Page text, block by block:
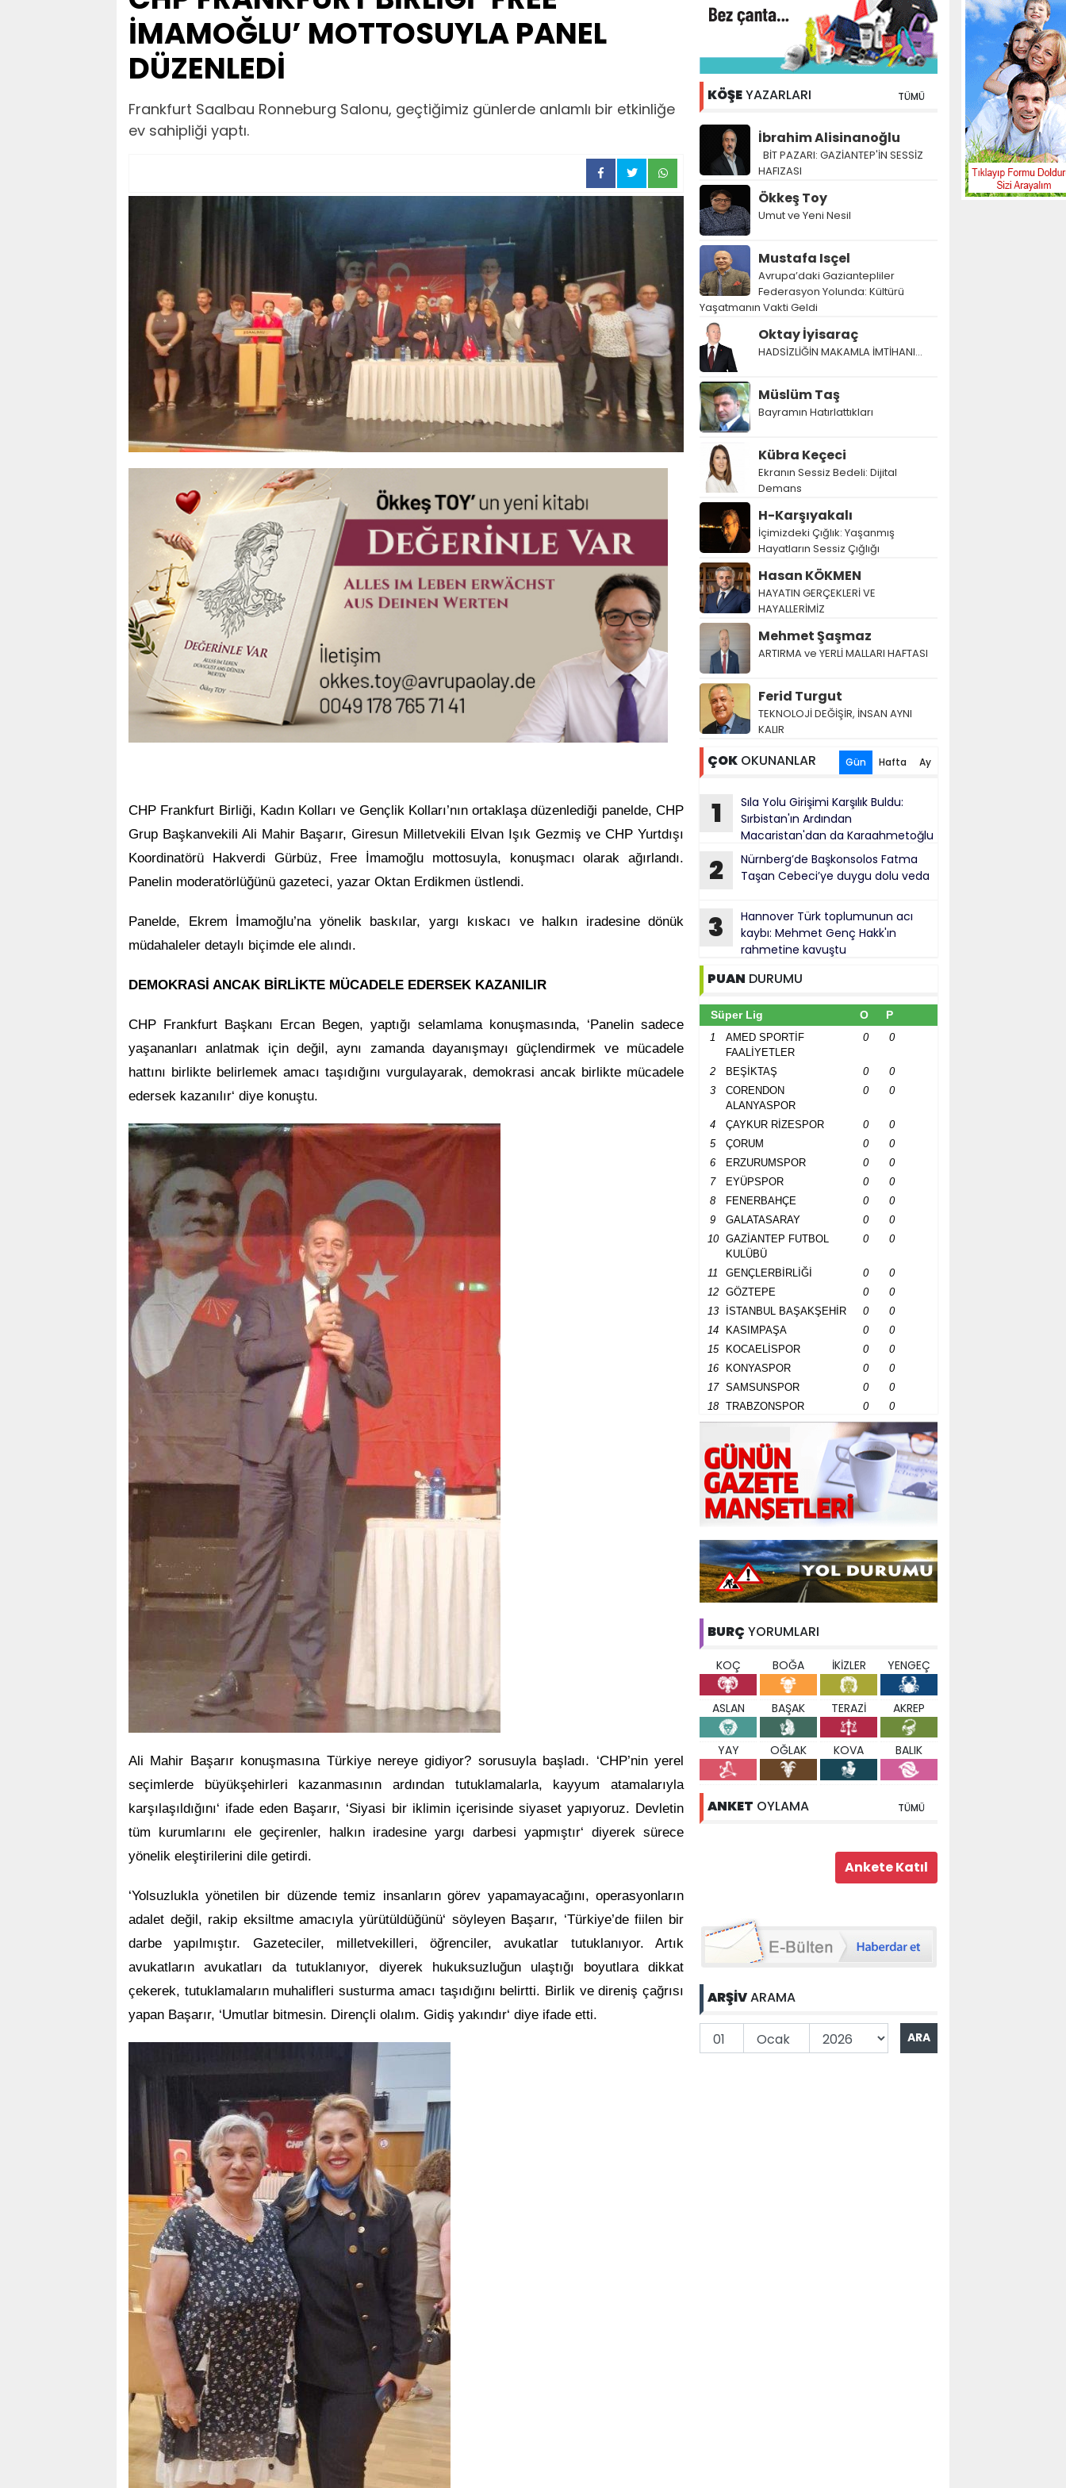
İMAMOĞLU’ MOTTOSUYLA PANEL
DÜZENLEDİ
Frankfurt Saalbau Ronneburg Salonu, geçtiğimiz günlerde anlamlı bir etkinliğe
ev sahipliği yaptı.
CHP Frankfurt Birliği, Kadın Kolları ve Gençlik Kolları’nın ortaklaşa düzenlediği panelde, CHP
Grup Başkanvekili Ali Mahir Başarır, Giresun Milletvekili Elvan Işık Gezmiş ve CHP Yurtdışı
Koordinatörü Hakverdi Gürbüz, Free İmamoğlu mottosuyla, konuşmacı olarak ağırlandı.
Panelin moderatörlüğünü gazeteci, yazar Oktan Erdikmen üstlendi.
Panelde, Ekrem İmamoğlu’na yönelik baskılar, yargı kıskacı ve halkın iradesine dönük
müdahaleler detaylı biçimde ele alındı.
DEMOKRASİ ANCAK BİRLİKTE MÜCADELE EDERSEK KAZANILIR
CHP Frankfurt Başkanı Ercan Begen, yaptığı selamlama konuşmasında, ‘Panelin sadece
yaşananları anlatmak için değil, aynı zamanda dayanışmayı güçlendirmek ve mücadele
hattını birlikte belirlemek amacı taşıdığını vurgulayarak, demokrasi ancak birlikte mücadele
edersek kazanılır‘ diye konuştu.
Ali Mahir Başarır konuşmasına Türkiye nereye gidiyor? sorusuyla başladı. ‘CHP’nin yerel
seçimlerde büyükşehirleri kazanmasının ardından tutuklamalarla, kayyum atamalarıyla
karşılaşıldığını‘ ifade eden Başarır, ‘Siyasi bir iklimin içerisinde siyaset yapıyoruz. Devletin
tüm kurumlarını ele geçirenler, halkın iradesine yargı darbesi yapmıştır‘ diyerek sürece
yönelik eleştirilerini dile getirdi.
‘Yolsuzlukla yönetilen bir düzende temiz insanların görev yapamayacağını, operasyonların
adalet değil, rakip eksiltme amacıyla yürütüldüğünü‘ söyleyen Başarır, ‘Türkiye’de fiilen bir
darbe yapılmıştır. Gazeteciler, milletvekilleri, öğrenciler, avukatlar tutuklanıyor. Artık
avukatların avukatları da tutuklanıyor, diyerek hukuksuzluğun ulaştığı boyutlara dikkat
çekerek, tutuklamaların muhalifleri susturma amacı taşıdığını belirtti. Birlik ve direniş çağrısı
yapan Başarır, ‘Umutlar bitmesin. Dirençli olalım. Gidiş yakındır‘ diye ifade etti.
KÖŞEYAZARLARI TÜMÜ
İbrahim Alisinanoğlu
BİT PAZARI: GAZİANTEP'İN SESSİZ
HAFIZASI
Ökkeş Toy
Umut ve Yeni Nesil
Mustafa Isçel
Avrupa’daki Gaziantepliler
Federasyon Yolunda: Kültürü
Yaşatmanın Vakti Geldi
Oktay İyisaraç
HADSİZLİĞİN MAKAMLA İMTİHANI…
Müslüm Taş
Bayramın Hatırlattıkları
Kübra Keçeci
Ekranın Sessiz Bedeli: Dijital
Demans
H-Karşıyakalı
İçimizdeki Çığlık: Yaşanmış
Hayatların Sessiz Çığlığı
Hasan KÖKMEN
HAYATIN GERÇEKLERİ VE
HAYALLERİMİZ
Mehmet Şaşmaz
ARTIRMA ve YERLİ MALLARI HAFTASI
Ferid Turgut
TEKNOLOJİ DEĞİŞİR, İNSAN AYNI
KALIR
ÇOK OKUNANLAR Gün Hafta Ay
1
Sıla Yolu Girişimi Karşılık Buldu:
Sırbistan'ın Ardından
Macaristan'dan da Karaahmetoğlu
ve Ahmetović'e Resmî Yanıt Geldi
2
Nürnberg’de Başkonsolos Fatma
Taşan Cebeci’ye duygu dolu veda
3
Hannover Türk toplumunun acı
kaybı: Mehmet Genç Hakk'ın
rahmetine kavuştu
PUAN DURUMU
Süper Lig O P
1
AMED SPORTİF
FAALİYETLER
0 0
2 BEŞİKTAŞ 0
0
3
CORENDON
ALANYASPOR
0 0
4 ÇAYKUR RİZESPOR 0
0
5
ÇORUM 0
0
6
ERZURUMSPOR 0
0
7
EYÜPSPOR 0
0
8
FENERBAHÇE 0
0
9
GALATASARAY 0
0
10
GAZİANTEP FUTBOL
KULÜBÜ
0 0
11 GENÇLERBİRLİĞİ 0
0
12
GÖZTEPE 0
0
13
İSTANBUL BAŞAKŞEHİR 0
0
14
KASIMPAŞA 0
0
15
KOCAELİSPOR 0
0
16
KONYASPOR 0
0
17
SAMSUNSPOR 0
0
18
TRABZONSPOR 0 0
BURÇ YORUMLARI
KOÇ BOĞA İKİZLER YENGEÇ
ASLAN BAŞAK TERAZİ AKREP
YAY OĞLAK KOVA BALIK
ANKET OYLAMA TÜMÜ
ARŞİVARAMA